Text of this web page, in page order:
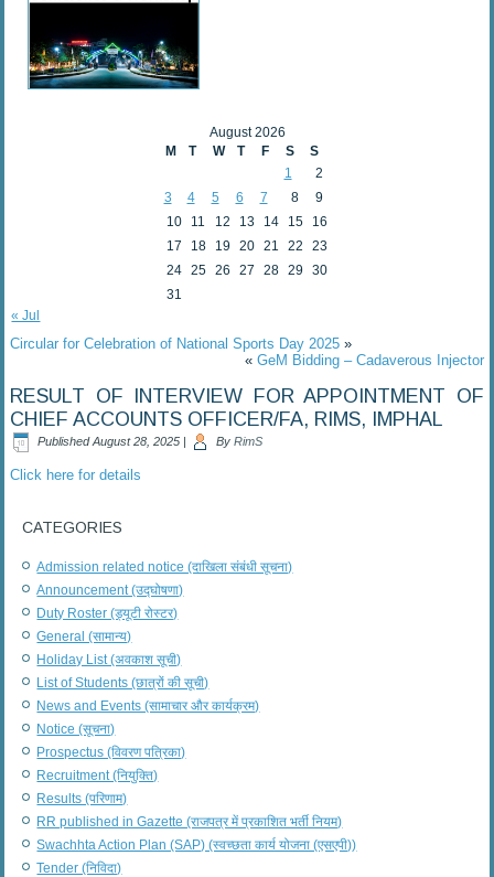
August 2026
M
T W T F S
S
1
2
3
4 5 6 7 8
9
10
11 12 13 14 15
16
17
18 19 20 21 22
23
24 25 26 27 28 29
30
31
« Jul
Circular for Celebration of National Sports Day 2025 »
« GeM Bidding – Cadaverous Injector
RESULT OF INTERVIEW FOR APPOINTMENT OF
CHIEF ACCOUNTS OFFICER/FA, RIMS, IMPHAL
Published August 28, 2025 | By RimS
Click here for details
CATEGORIES
Admission related notice (दाखिला संबंधी सूचना)
Announcement (उद्घोषणा)
Duty Roster (ड्यूटी रोस्टर)
General (सामान्य)
Holiday List (अवकाश सूची)
List of Students (छात्रों की सूची)
News and Events (सामाचार और कार्यक्रम)
Notice (सूचना)
Prospectus (विवरण पत्रिका)
Recruitment (नियुक्ति)
Results (परिणाम)
RR published in Gazette (राजपत्र में प्रकाशित भर्ती नियम)
Swachhta Action Plan (SAP) (स्वच्छता कार्य योजना (एसएपी))
Tender (निविदा)